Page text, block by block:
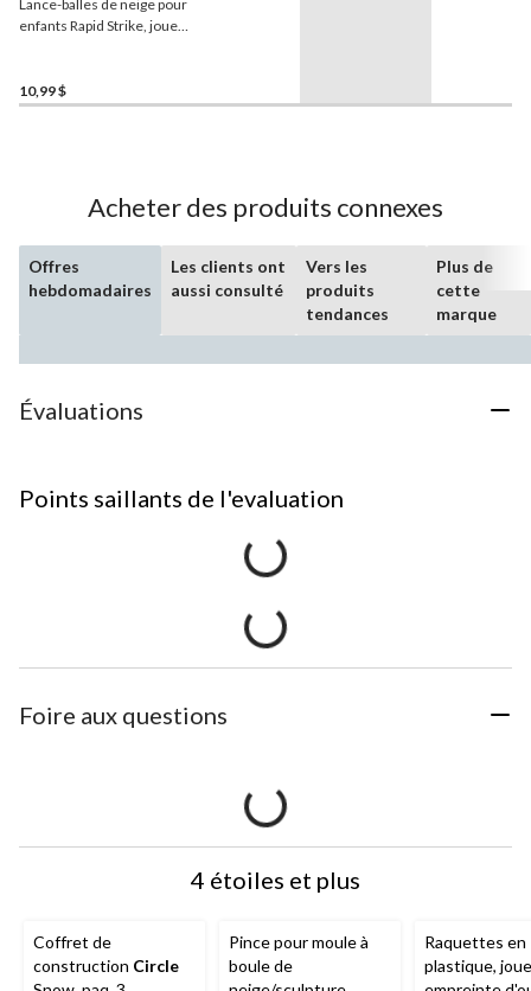
Lance-balles de neige pour
enfants Rapid Strike, jouet
10,99 $
Acheter des produits connexes
Offres
hebdomadaires
Les clients ont
aussi consulté
Vers les
produits
tendances
Plus de
cette
marque
Évaluations
Points saillants de l'evaluation
Foire aux questions
4 étoiles et plus
Coffret de
construction Circle
Pince pour moule à
boule de
Raquettes en
plastique,